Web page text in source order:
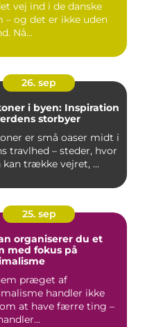
vej ind i de danske
– og det er ikke uden
Nå...
26. sep
i byen: Inspiration
storbyer
er små oaser midt i
travlhed – steder, hvor
kan trække vejret, ...
25. sep
organiserer du et
med fokus på
præget af
handler ikke
at have færre ting –